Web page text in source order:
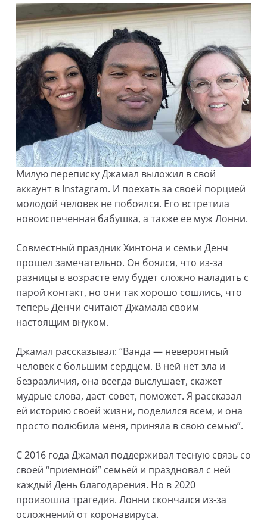
Милую переписку Джамал выложил в свой
аккаунт в Instagram. И поехать за своей порцией
молодой человек не побоялся. Его встретила
новоиспеченная бабушка, а также ее муж Лонни.
Совместный праздник Хинтона и семьи Денч
прошел замечательно. Он боялся, что из-за
разницы в возрасте ему будет сложно наладить с
парой контакт, но они так хорошо сошлись, что
теперь Денчи считают Джамала своим
настоящим внуком.
Джамал рассказывал: “Ванда — невероятный
человек с большим сердцем. В ней нет зла и
безразличия, она всегда выслушает, скажет
мудрые слова, даст совет, поможет. Я рассказал
ей историю своей жизни, поделился всем, и она
просто полюбила меня, приняла в свою семью”.
С 2016 года Джамал поддерживал тесную связь со
своей “приемной” семьей и праздновал с ней
каждый День благодарения. Но в 2020
произошла трагедия. Лонни скончался из-за
осложнений от коронавируса.